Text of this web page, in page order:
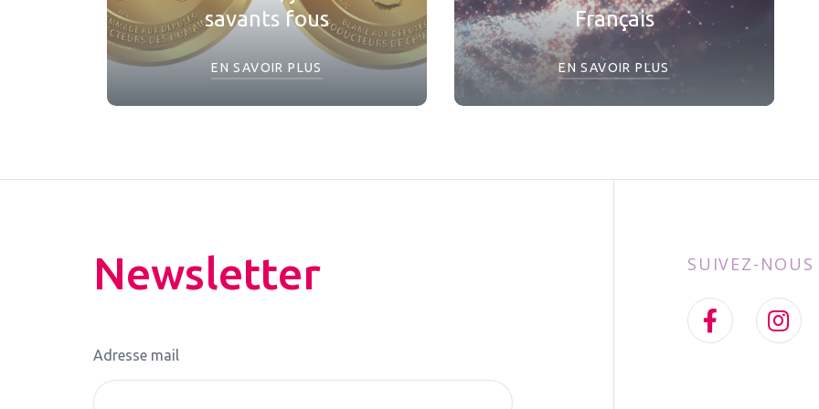
savants fous
EN SAVOIR PLUS
Français
EN SAVOIR PLUS
Newsletter
Adresse mail
SUIVEZ-NOUS